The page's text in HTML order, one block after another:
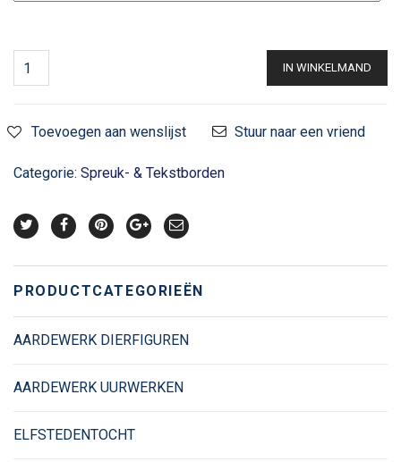
IN WINKELMAND
Toevoegen aan wenslijst Stuur naar een vriend
Categorie: Spreuk- & Tekstborden
PRODUCTCATEGORIEËN
AARDEWERK DIERFIGUREN
AARDEWERK UURWERKEN
ELFSTEDENTOCHT